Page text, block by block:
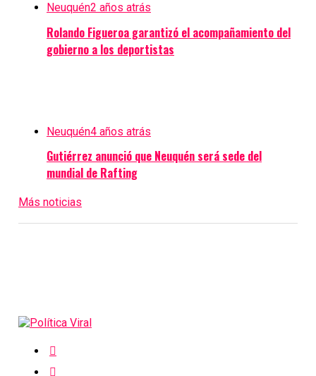
Neuquén2 años atrás
Rolando Figueroa garantizó el acompañamiento del
gobierno a los deportistas
Neuquén4 años atrás
Gutiérrez anunció que Neuquén será sede del
mundial de Rafting
Más noticias